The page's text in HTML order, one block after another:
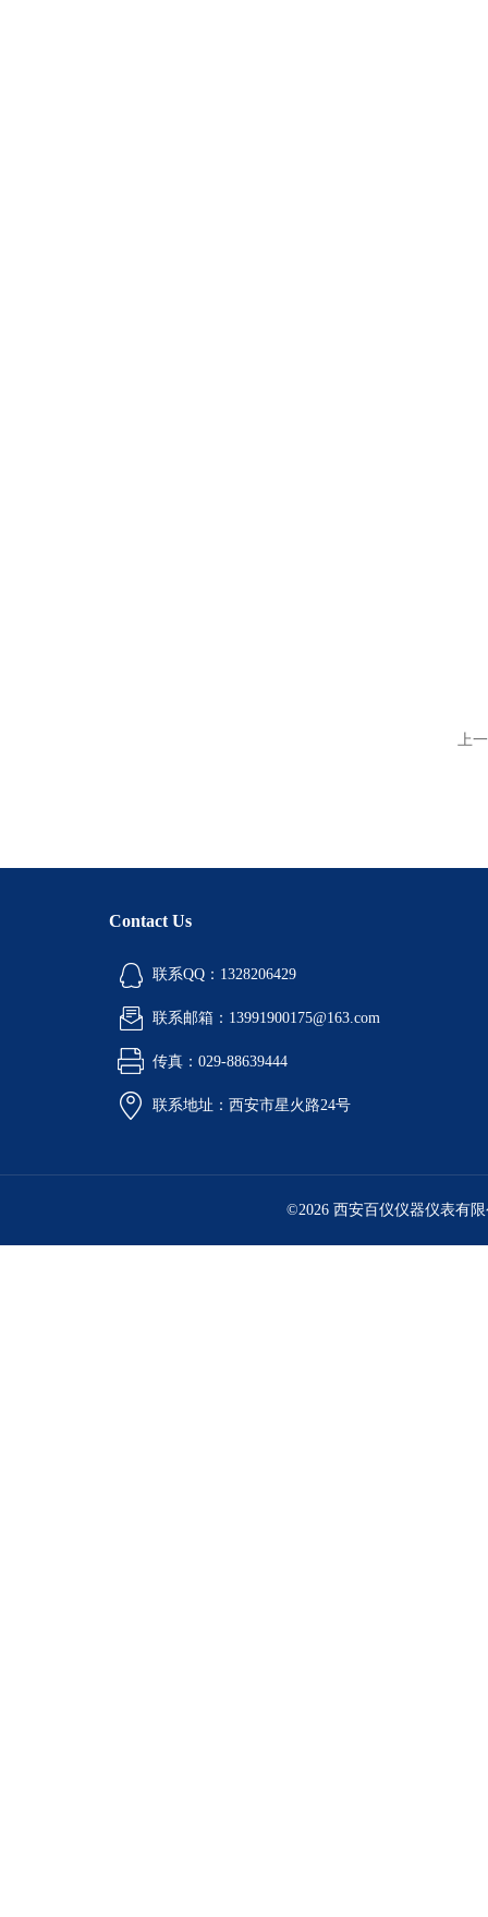
上
Contact Us
联系QQ：1328206429
联系邮箱：13991900175@163.com
传真：029-88639444
联系地址：西安市星火路24号
©2026 西安百仪仪器仪表有